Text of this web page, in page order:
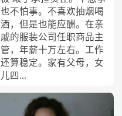
也不怕事。不喜欢抽烟喝
酒，但是也能应酬。在亲
戚的服装公司任职商品主
管，年薪十万左右。工作
还算稳定。家有父母，女
儿四...